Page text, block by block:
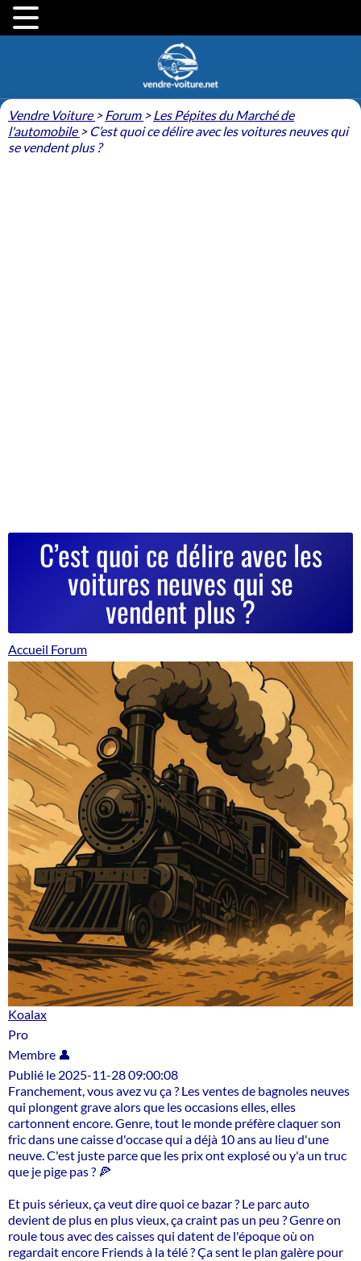
Vendre Voiture > Forum > Les Pépites du Marché de
l'automobile > C’est quoi ce délire avec les voitures neuves qui
se vendent plus ?
C’est quoi ce délire avec les
voitures neuves qui se
vendent plus ?
Accueil Forum
Koalax
Pro
Membre 👤
Publié le 2025-11-28 09:00:08
Franchement, vous avez vu ça ? Les ventes de bagnoles neuves
qui plongent grave alors que les occasions elles, elles
cartonnent encore. Genre, tout le monde préfère claquer son
fric dans une caisse d'occase qui a déjà 10 ans au lieu d'une
neuve. C'est juste parce que les prix ont explosé ou y'a un truc
que je pige pas ? 🍕
Et puis sérieux, ça veut dire quoi ce bazar ? Le parc auto
devient de plus en plus vieux, ça craint pas un peu ? Genre on
roule tous avec des caisses qui datent de l'époque où on
regardait encore Friends à la télé ? Ça sent le plan galère pour